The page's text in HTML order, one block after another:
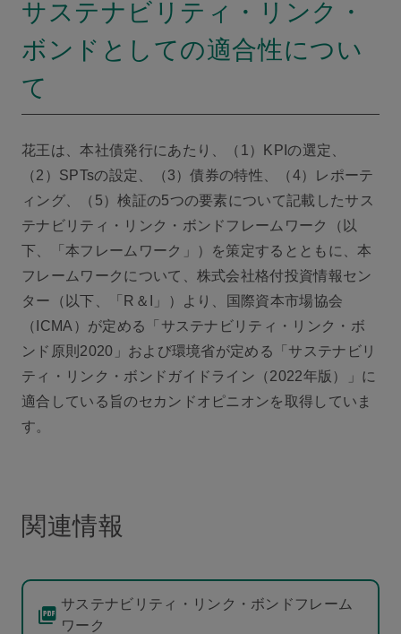
サステナビリティ・リンク・
ボンドとしての適合性につい
て
花王は、本社債発行にあたり、（1）KPIの選定、
（2）SPTsの設定、（3）債券の特性、（4）レポーテ
ィング、（5）検証の5つの要素について記載したサス
テナビリティ・リンク・ボンドフレームワーク（以
下、「本フレームワーク」）を策定するとともに、本
フレームワークについて、株式会社格付投資情報セン
ター（以下、「R＆I」）より、国際資本市場協会
（ICMA）が定める「サステナビリティ・リンク・ボ
ンド原則2020」および環境省が定める「サステナビリ
ティ・リンク・ボンドガイドライン（2022年版）」に
適合している旨のセカンドオピニオンを取得していま
す。
関連情報
サステナビリティ・リンク・ボンドフレーム
ワーク